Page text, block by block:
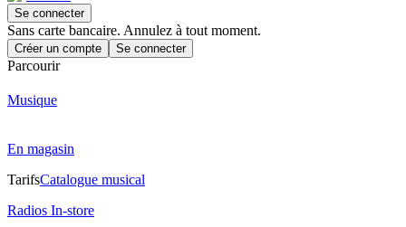
Se connecter
Sans carte bancaire. Annulez à tout moment.
Créer un compte Se connecter
Parcourir
Musique
En magasin
TarifsCatalogue musical
Radios In-store